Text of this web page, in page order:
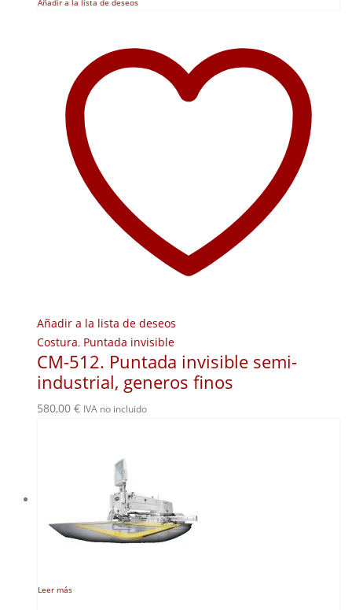
Añadir a la lista de deseos
Añadir a la lista de deseos
Costura, Puntada invisible
CM-512. Puntada invisible semi-
industrial, generos finos
580,00 € IVA no incluido
Leer más